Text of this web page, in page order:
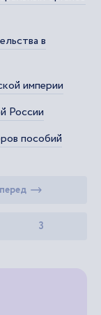
в
империи
России
пособий
3